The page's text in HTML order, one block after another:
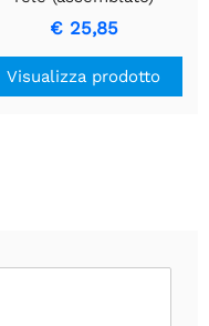
€ 25,85
Visualizza prodotto